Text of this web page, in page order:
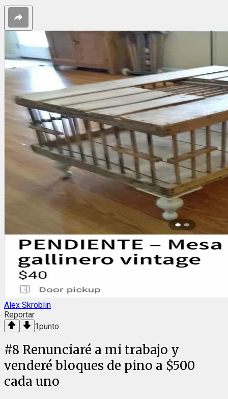
Alex Skroblin
Reportar
1punto
#8 Renunciaré a mi trabajo y
venderé bloques de pino a $500
cada uno